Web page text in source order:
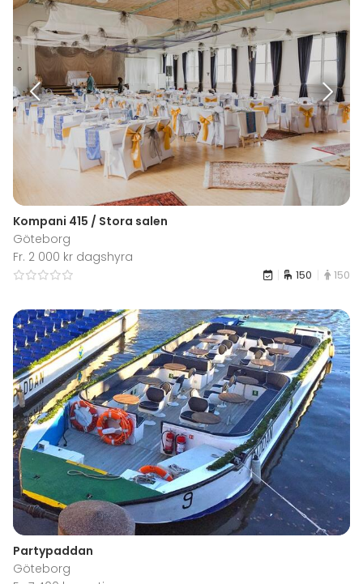
Kompani 415 / Stora salen
Göteborg
Fr. 2 000 kr dagshyra
150 150
Partypaddan
Göteborg